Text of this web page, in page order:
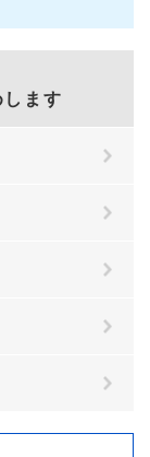
します